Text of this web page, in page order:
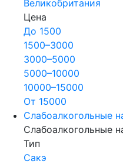
Великобритания
Цена
До 1500
1500–3000
3000–5000
5000–10000
10000–15000
От 15000
Слабоалкогольные
Слабоалкогольные
Тип
Сакэ